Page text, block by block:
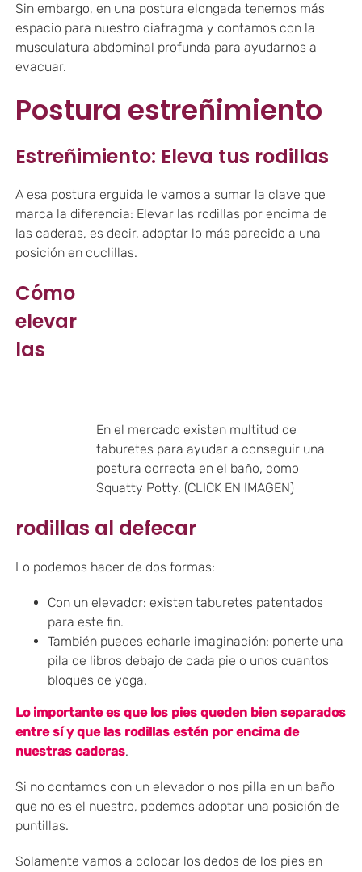
Sin embargo, en una postura elongada tenemos más
espacio para nuestro diafragma y contamos con la
musculatura abdominal profunda para ayudarnos a
evacuar.
Postura estreñimiento
Estreñimiento: Eleva tus rodillas
A esa postura erguida le vamos a sumar la clave que
marca la diferencia: Elevar las rodillas por encima de
las caderas, es decir, adoptar lo más parecido a una
posición en cuclillas.
En el mercado existen multitud de
taburetes para ayudar a conseguir una
postura correcta en el baño, como
Squatty Potty. (CLICK EN IMAGEN)
Cómo
elevar
las
rodillas al defecar
Lo podemos hacer de dos formas:
Con un elevador: existen taburetes patentados
para este fin.
También puedes echarle imaginación: ponerte una
pila de libros debajo de cada pie o unos cuantos
bloques de yoga.
Lo importante es que los pies queden bien separados
entre sí y que las rodillas estén por encima de
nuestras caderas.
Si no contamos con un elevador o nos pilla en un baño
que no es el nuestro, podemos adoptar una posición de
puntillas.
Solamente vamos a colocar los dedos de los pies en